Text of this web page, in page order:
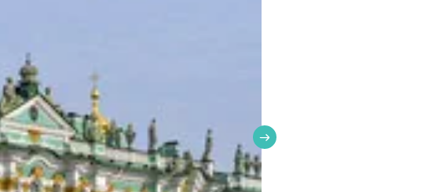
желания» и встреча с Хранителем
экскурсия по территории);
глобус);